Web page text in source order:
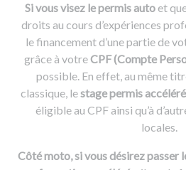
Si vous visez le permis autoet
droits au cours d’expériences
le financement d’une partie de
grâce à votreCPF (Compte
possible. En effet, au même
classique, lestage permis accéléré
éligible au CPF ainsi qu’à
locales.
Côté moto, si vous désirez passer